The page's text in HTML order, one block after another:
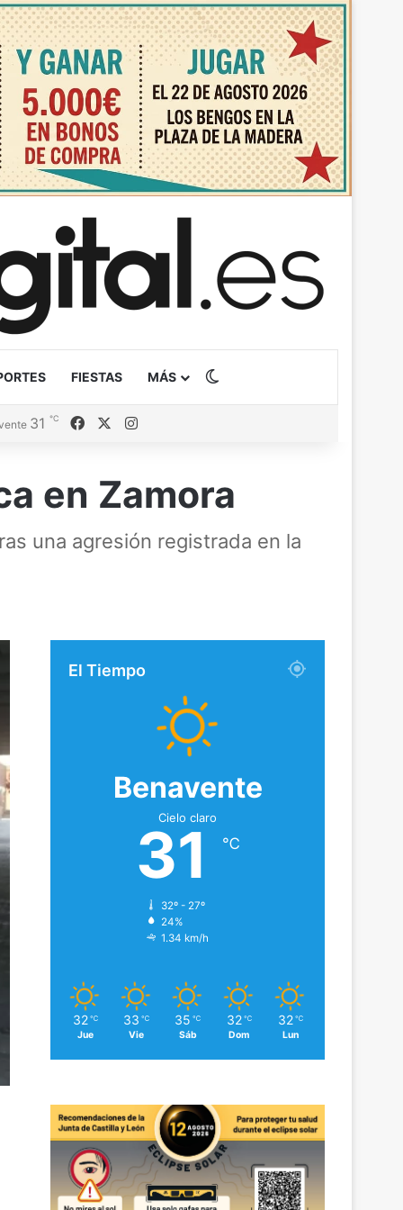
FIESTAS MÁS
31 ℃ FacebookInstagram
en Zamora
una agresión registrada en la
El Tiempo
Benavente
Cielo claro
31 ℃
32º - 27º
24%
1.34 km/h
32 ℃
Jue
33 ℃
Vie
35 ℃
Sáb
32 ℃
Dom
32 ℃
Lun